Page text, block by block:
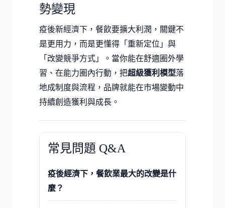
勢變現
疫後新經濟下，餐飲要擴大利潤，關鍵不
是更用力，而是更懂得「重新定位」與
「改變競爭方式」。當你能在舒適圈外學
習、在能力圈內行動，把超級獲利模型落
地成制度與流程，品牌就能在市場變動中
持續創造獲利與成長。
常見問題 Q&A
疫後經濟下，餐飲業最大的改變是什
麼？